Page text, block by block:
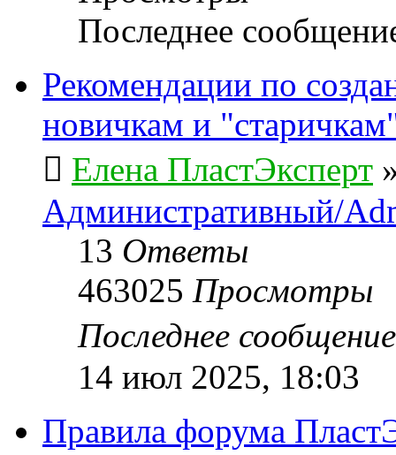
Последнее
Рекомендации по
новичкам и
Елена ПластЭксперт
Административный/
13 Ответы
463025 Просмотры
Последнее
14 июл 2025, 18:03
Правила форума